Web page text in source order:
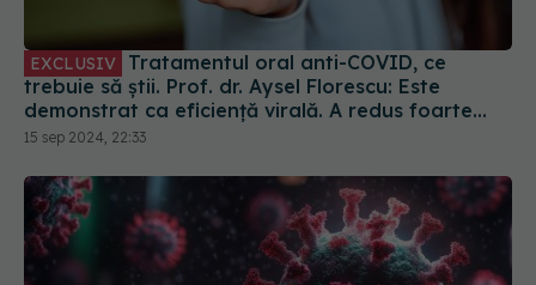
trebuie să știi. Prof. dr. Aysel Florescu: Este
demonstrat ca eficiență virală. A redus foarte
mult riscul de spitalizare
15 sep 2024, 22:33